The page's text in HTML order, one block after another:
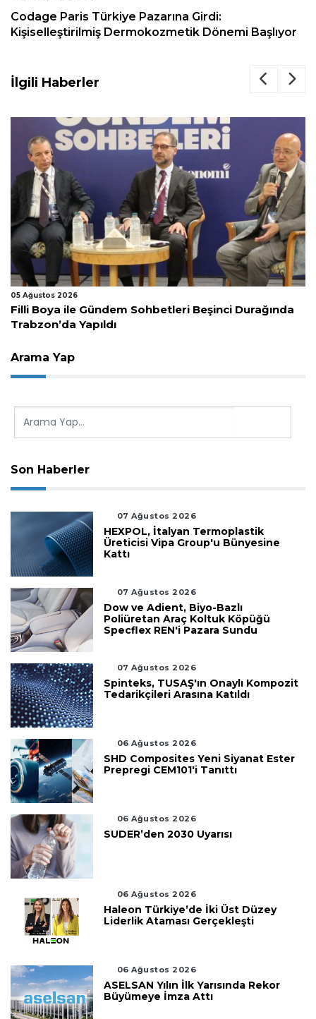
Codage Paris Türkiye Pazarına Girdi:
Kişiselleştirilmiş Dermokozmetik Dönemi Başlıyor
İlgili Haberler
03 Ağustos 2026
Cildin Farklı Nem İhtiyaçlarına Bio-Oil’den İki Yeni
Çözüm
Arama Yap
Son Haberler
07 Ağustos 2026
HEXPOL, İtalyan Termoplastik
Üreticisi Vipa Group'u Bünyesine
Kattı
07 Ağustos 2026
Dow ve Adient, Biyo-Bazlı
Poliüretan Araç Koltuk Köpüğü
Specflex REN'i Pazara Sundu
07 Ağustos 2026
Spinteks, TUSAŞ'ın Onaylı Kompozit
Tedarikçileri Arasına Katıldı
06 Ağustos 2026
SHD Composites Yeni Siyanat Ester
Prepregi CEM101'i Tanıttı
06 Ağustos 2026
SUDER’den 2030 Uyarısı
06 Ağustos 2026
Haleon Türkiye’de İki Üst Düzey
Liderlik Ataması Gerçekleşti
06 Ağustos 2026
ASELSAN Yılın İlk Yarısında Rekor
Büyümeye İmza Attı